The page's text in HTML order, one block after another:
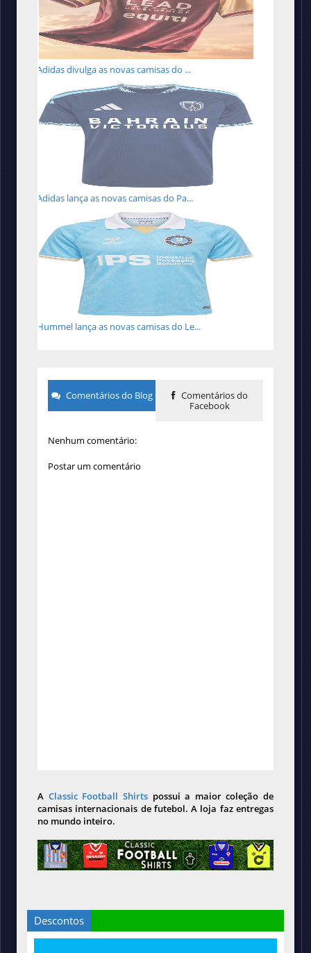
Adidas divulga as novas camisas do ...
Adidas lança as novas camisas do Pa...
Hummel lança as novas camisas do Le...
Comentários do Blog
Comentários do
Facebook
Nenhum comentário:
Postar um comentário
A Classic Football Shirts possui a maior coleção de
camisas internacionais de futebol. A loja faz entregas
no mundo inteiro.
Descontos